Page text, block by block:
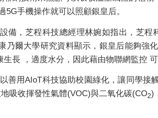
手機操作就可以照顧銀皇后。
備，芝程科技總經理林婉如指出，芝
乃爾大學研究資料顯示，銀皇后能夠
長 ，適度水分，因此藉由物聯網監控 可
善用AIoT科技協助校園綠化，讓同學
吸收揮發性氣體(VOC)與二氧化碳(CO2)